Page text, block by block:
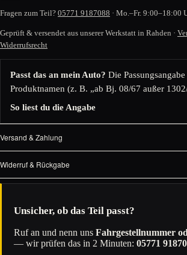
Fragen zum Teil? 05771 9187088 · Mo.–Fr. 9:00–18:00
Geprüft & versendet aus unserer Werkstatt in Rahden ·
Widerrufsrecht
Passt das an mein Auto? Die
Produktnamen (z. B. „ab Bj. 08/67 außer
So liest du die Angabe
Versand & Zahlung
Widerruf & Rückgabe
Unsicher, ob das Teil passt?
Ruf an und nenn uns Fahrgestellnummer
— wir prüfen das in 2 Minuten: 05771